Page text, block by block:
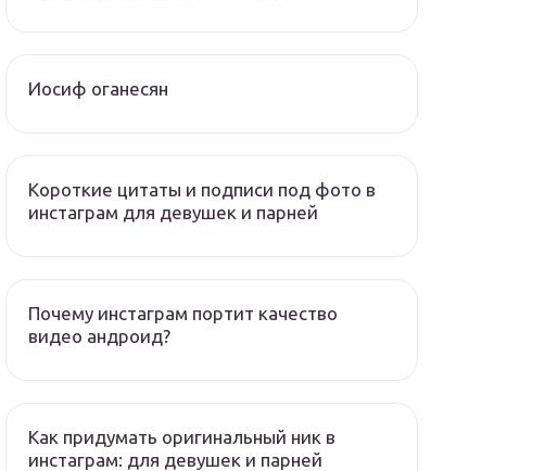
Иосиф оганесян
Короткие цитаты и подписи под фото в
инстаграм для девушек и парней
Почему инстаграм портит качество
видео андроид?
Как придумать оригинальный ник в
инстаграм: для девушек и парней